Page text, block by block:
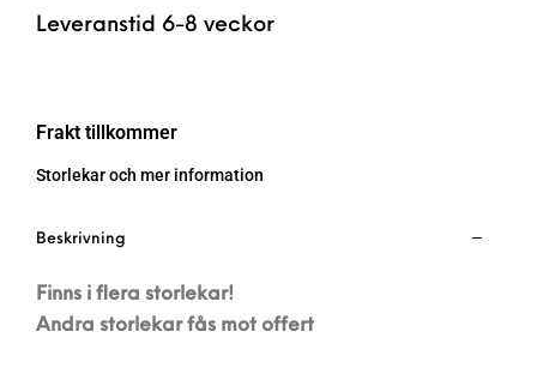
Leveranstid 6-8 veckor
Frakt tillkommer
Storlekar och mer information
Beskrivning
Finns i flera storlekar!
Andra storlekar fås mot offert